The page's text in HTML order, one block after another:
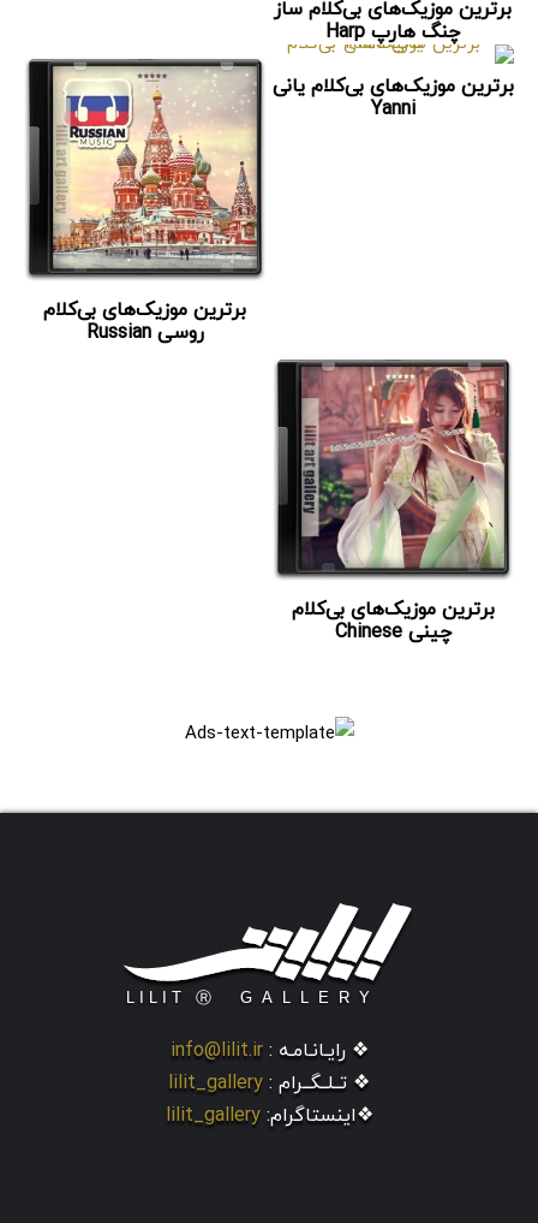
برترین موزیک‌های بی‌کلام ساز
چنگ هارپ Harp
برترین موزیک‌های بی‌کلام یانی
Yanni
برترین موزیک‌های بی‌کلام
روسی Russian
برترین موزیک‌های بی‌کلام
چینی Chinese
❖ رایـانـامـه : info@lilit.ir
❖ تــلــگــرام : lilit_gallery
❖اینستاگرام: lilit_gallery